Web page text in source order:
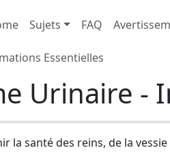
Sujets FAQ
Essentielles
Urinaire -
la santé des reins, de la